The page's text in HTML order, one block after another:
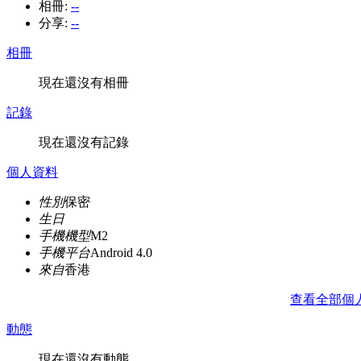
相冊: --
分享: --
相冊
現在還沒有相冊
記錄
現在還沒有記錄
個人資料
性別保密
生日
手機機型M2
手機平台Android 4.0
來自香港
查看全部個
動態